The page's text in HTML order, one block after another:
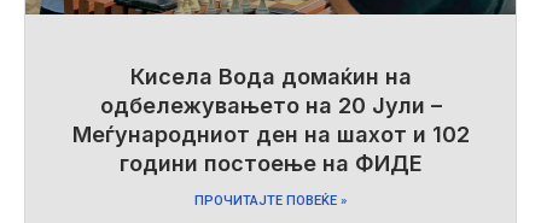
Кисела Вода домаќин на
одбележувањето на 20 Јули –
Меѓународниот ден на шахот и 102
години постоење на ФИДЕ
ПРОЧИТАЈТЕ ПОВЕЌЕ »